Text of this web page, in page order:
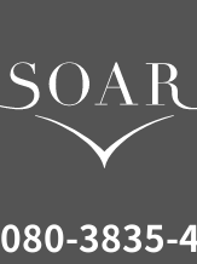
080-3835-